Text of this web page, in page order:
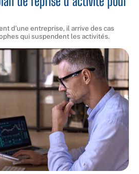
d'une entreprise, il arrive des cas
qui suspendent les activités.